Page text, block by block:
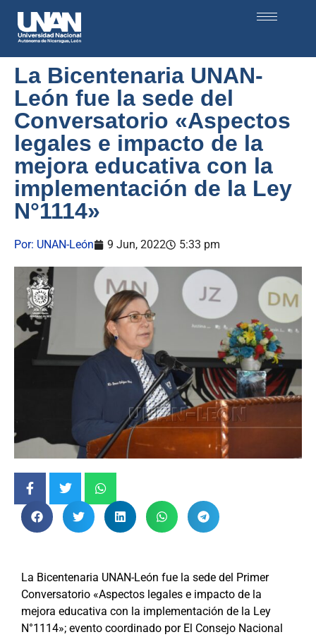
La Bicentenaria UNAN-
León fue la sede del
Conversatorio «Aspectos
legales e impacto de la
mejora educativa con la
implementación de la Ley
N°1114»
Por: UNAN-León 9 Jun, 2022 5:33 pm
La Bicentenaria UNAN-León fue la sede del Primer
Conversatorio «Aspectos legales e impacto de la
mejora educativa con la implementación de la Ley
N°1114»; evento coordinado por El Consejo Nacional